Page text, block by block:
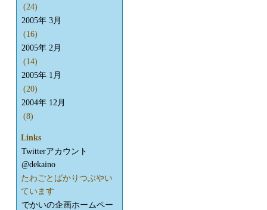
(24)
2005年 3月
(16)
2005年 2月
(14)
2005年 1月
(20)
2004年 12月
(8)
Links
Twitterアカウント
@dekaino
たわごとばかりつぶやい
ています
でかいの企画ホームペー